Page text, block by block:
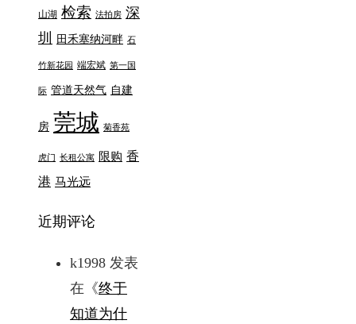
山湖 检索 法拍房 深
圳
田禾塞纳河畔 石
竹新花园 端宏斌 第一国
际 管道天然气 自建
房 莞城 菊香苑
虎门 长租公寓 限购 香
港 马光远
近期评论
k1998 发表
在《终于
知道为什